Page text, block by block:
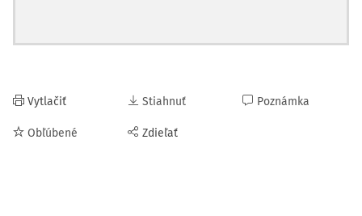
Vytlačiť
Obľúbené
Stiahnuť
Zdieľať
Poznámka